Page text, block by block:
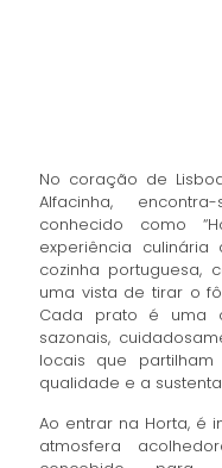
No coração de
Alfacinha,
conhecido como
experiência
cozinha portuguesa,
uma vista de tirar o
Cada prato é uma
sazonais,
locais que
qualidade e a
Ao entrar na Horta, é
atmosfera